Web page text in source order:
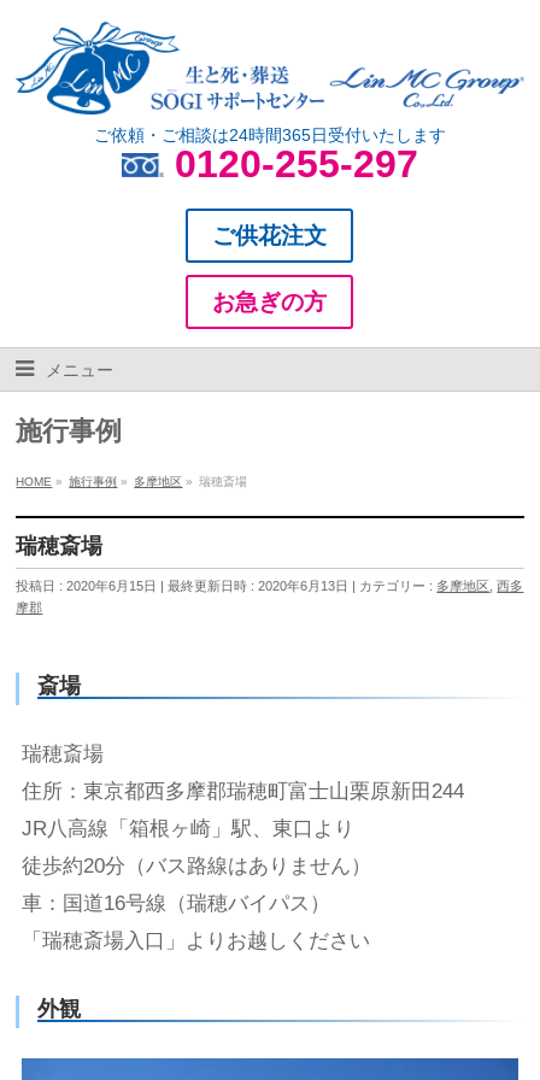
ご依頼・ご相談は24時間365日受付いたします
0120-255-297
ご供花注文
お急ぎの方
メニュー
施行事例
HOME » 施行事例 » 多摩地区 » 瑞穂斎場
瑞穂斎場
投稿日 : 2020年6月15日 最終更新日時 : 2020年6月13日 カテゴリー : 多摩地区 ,西多
摩郡
斎場
瑞穂斎場
住所：東京都西多摩郡瑞穂町富士山栗原新田244
JR八高線「箱根ヶ崎」駅、東口より
徒歩約20分（バス路線はありません）
車：国道16号線（瑞穂バイパス）
「瑞穂斎場入口」よりお越しください
外観